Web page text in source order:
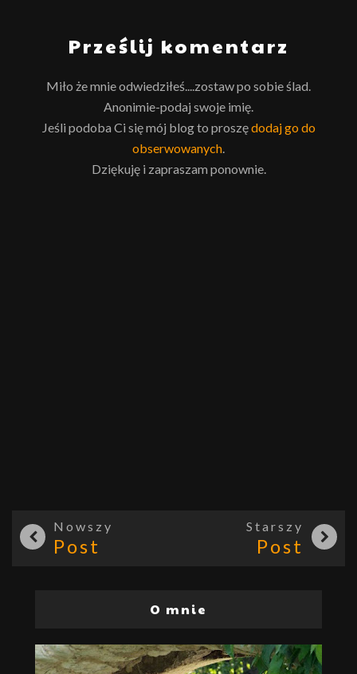
Prześlij komentarz
Miło że mnie odwiedziłeś....zostaw po sobie ślad.
Anonimie-podaj swoje imię.
Jeśli podoba Ci się mój blog to proszędodaj go do
obserwowanych.
Dziękuję i zapraszam ponownie.
Nowszy
Post
Starszy
Post
O mnie